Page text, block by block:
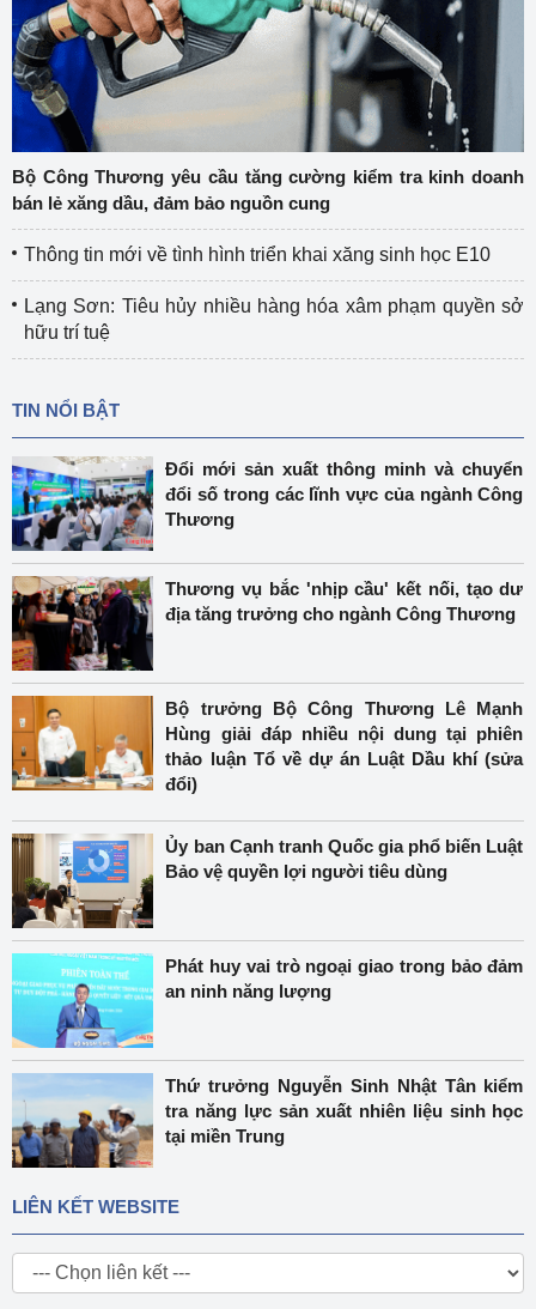
Bộ Công Thương yêu cầu tăng cường kiểm tra kinh doanh
bán lẻ xăng dầu, đảm bảo nguồn cung
Thông tin mới về tình hình triển khai xăng sinh học E10
Lạng Sơn: Tiêu hủy nhiều hàng hóa xâm phạm quyền sở
hữu trí tuệ
TIN NỔI BẬT
Đổi mới sản xuất thông minh và chuyển
đổi số trong các lĩnh vực của ngành Công
Thương
Thương vụ bắc 'nhịp cầu' kết nối, tạo dư
địa tăng trưởng cho ngành Công Thương
Bộ trưởng Bộ Công Thương Lê Mạnh
Hùng giải đáp nhiều nội dung tại phiên
thảo luận Tổ về dự án Luật Dầu khí (sửa
đổi)
Ủy ban Cạnh tranh Quốc gia phổ biến Luật
Bảo vệ quyền lợi người tiêu dùng
Phát huy vai trò ngoại giao trong bảo đảm
an ninh năng lượng
Thứ trưởng Nguyễn Sinh Nhật Tân kiểm
tra năng lực sản xuất nhiên liệu sinh học
tại miền Trung
LIÊN KẾT WEBSITE